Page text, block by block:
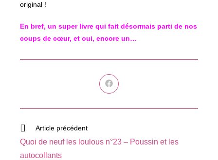
original !
En bref, un super livre qui fait désormais parti de nos
coups de cœur, et oui, encore un…
Ouvrir
dans
autre
Read
articles
Article précédent
Quoi de neuf les loulous n°23 – Poussin et les
autocollants